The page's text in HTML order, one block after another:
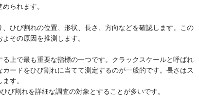
られます。
ひび割れの位置、形状、長さ、方向などを確認します。この
その原因を推測します。
上で最も重要な指標の一つです。クラックスケールと呼ばれ
ードをひび割れに当てて測定するのが一般的です。長さはス
す。
び割れを詳細な調査の対象とすることが多いです。